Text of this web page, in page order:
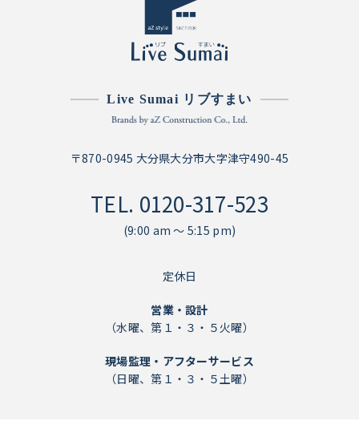
Live Sumai リブすまい
〒870-0945 大分県大分市大字津守490-45
TEL. 0120-317-523
(9:00 am ～ 5:15 pm)
定休日
営業・設計
（水曜、第１・３・５火曜）
現場監理・アフターサービス
（日曜、第１・３・５土曜）